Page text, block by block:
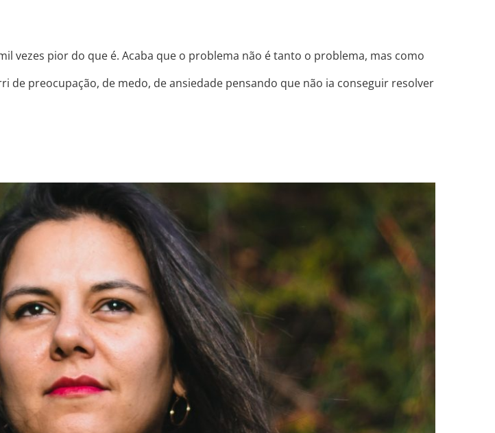
vezes pior do que é. Acaba que o problema não é tanto o problema, mas como
de preocupação, de medo, de ansiedade pensando que não ia conseguir resolver
PARABÉNS HOJE?